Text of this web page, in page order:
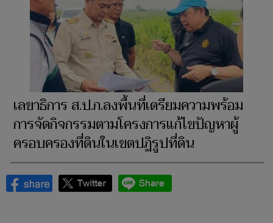
เลขาธิการ ส.ป.ก.ลงพื้นที่เตรียมความพร้อม
การจัดกิจกรรมตามโครงการแก้ไขปัญหาผู้
ครอบครองที่ดินในเขตปฏิรูปที่ดิน